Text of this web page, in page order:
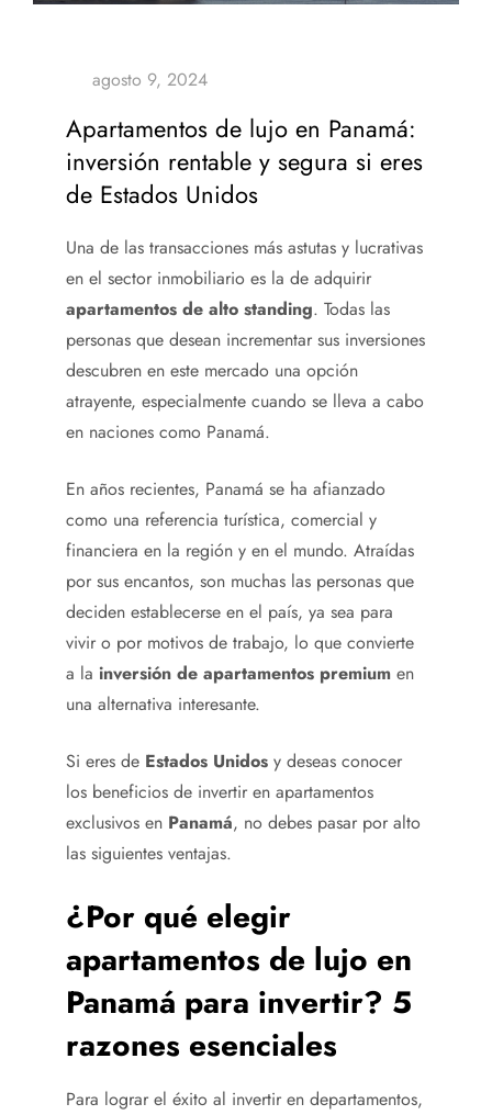
Apartamentos de lujo en Panamá:
inversión rentable y segura si eres
de Estados Unidos
Una de las transacciones más astutas y lucrativas
en el sector inmobiliario es la de adquirir
apartamentos de alto standing. Todas las
personas que desean incrementar sus inversiones
descubren en este mercado una opción
atrayente, especialmente cuando se lleva a cabo
en naciones como Panamá.
En años recientes, Panamá se ha afianzado
como una referencia turística, comercial y
financiera en la región y en el mundo. Atraídas
por sus encantos, son muchas las personas que
deciden establecerse en el país, ya sea para
vivir o por motivos de trabajo, lo que convierte
a la inversión de apartamentos premium en
una alternativa interesante.
Si eres de Estados Unidos y deseas conocer
los beneficios de invertir en apartamentos
exclusivos en Panamá, no debes pasar por alto
las siguientes ventajas.
¿Por qué elegir
apartamentos de lujo en
Panamá para invertir? 5
razones esenciales
Para lograr el éxito al invertir en departamentos,